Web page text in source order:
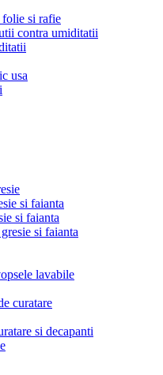
folie si rafie
contra umiditatii
usa
si faianta
si faianta
si faianta
lavabile
curatare
si decapanti